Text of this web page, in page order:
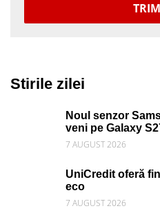
Stirile zilei
Noul senzor
veni pe Galaxy
7 AUGUST 2026
UniCredit oferă
eco
7 AUGUST 2026